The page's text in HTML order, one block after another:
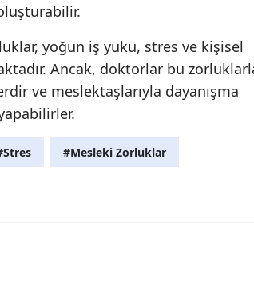
yoğun iş yükü, stres ve kişisel
Ancak, doktorlar bu
ve meslektaşlarıyla dayanışma
#Mesleki Zorluklar